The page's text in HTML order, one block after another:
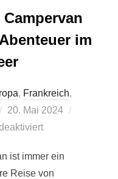
im
, Frankreich,
Veröffentlicht
am
20. Mai 2024
ist immer ein
Reise von